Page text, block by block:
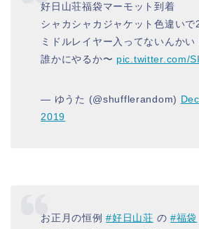
好日山荘福袋マーモット到着
シャカシャカジャケット色違いで
ミドルレイヤー入ってないんかい
誰かにやるか〜 pic.twitter.com/
— ゆうた (@shufflerandom)
2019
お正月の恒例#好日山荘 の#福袋